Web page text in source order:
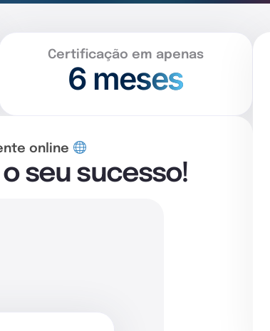
Certificação em apenas
6 meses
online
seu sucesso!